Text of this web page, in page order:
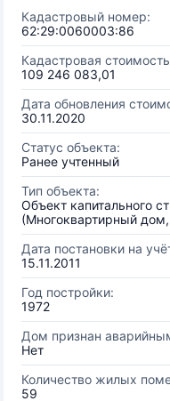
Кадастровый номер:
62:29:0060003:86
Кадастровая
109 246 083,01
Дата обновления
30.11.2020
Статус объекта:
Ранее учтенный
Тип объекта:
Объект капитального
(Многоквартирный
Дата постановки на
15.11.2011
Год постройки:
1972
Дом признан
Нет
Количество жилых
59